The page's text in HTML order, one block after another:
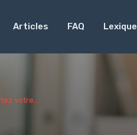
Articles FAQ Lexique
votre...